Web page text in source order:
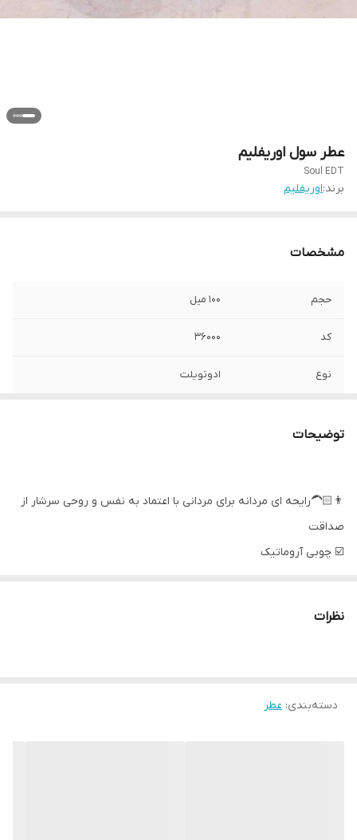
عطر سول اوریفلیم
Soul EDT
برند:اوریفلیم
مشخصات
حجم ۱۰۰ میل
کد ۳۶۰۰۰
نوع ادوتویلت
توضیحات
👨🏻‍🦱رایحه ای مردانه برای مردانی با اعتماد به نفس و روحی سرشار از
صداقت
☑️ چوبی آروماتیک
☑️نت اولیه: ترنج ( برگاموت)، ریحان، آویشن
نظرات
دسته‌بندی: عطر